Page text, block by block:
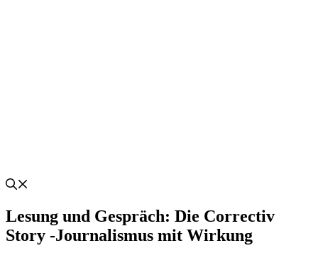
Lesung und Gespräch: Die Correctiv
Story -Journalismus mit Wirkung